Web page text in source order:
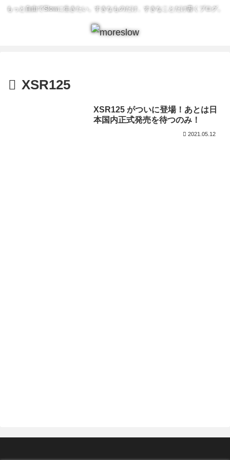
もっと自由でSlowに生きたい。すきなものだけ、すきなことだけ書くブログ。
XSR125
XSR125 がついに登場！あとは日
本国内正式発売を待つのみ！
2021.05.12